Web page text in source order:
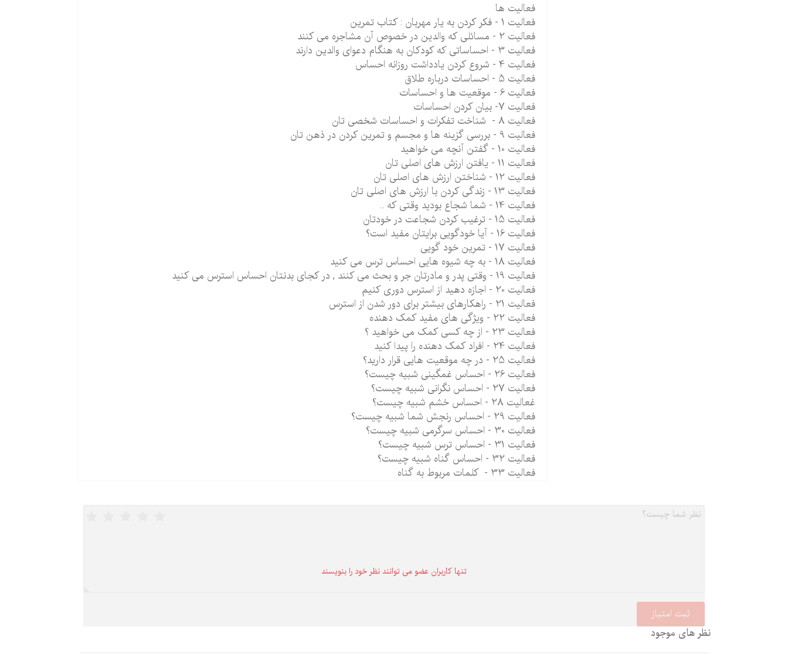
فعالیت ها
فعالیت 1 - فکر کردن به یار مهربان : کتاب تمرین
فعالیت 2 - مسائلی که والدین در خصوص آن مشاجره می کنند
فعالیت 3 - احساساتی که کودکان به هنگام دعوای والدین دارند
فعالیت 4 - شروع کردن یادداشت روزانه احساس
فعالیت 5 - احساسات درباره طلاق
فعالیت 6 - موقعیت ها و احساسات
فعالیت 7- بیان کردن احساسات
فعالیت 8 - شناخت تفکرات و احساسات شخصی تان
فعالیت 9 - بررسی گزینه ها و مجسم و تمرین کردن در ذهن تان
فعالیت 10 - گفتن آنچه می خواهید
فعالیت 11 - یافتن ارزش های اصلی تان
فعالیت 12 - شناختن ارزش های اصلی تان
فعالیت 13 - زندگی کردن با ارزش های اصلی تان
فعالیت 14 - شما شجاع بودید وقتی که ..
فعالیت 15 - ترغیب کردن شجاعت در خودتان
فعالیت 16 - آیا خودگویی برایتان مفید است؟
فعالیت 17 - تمرین خود گویی
فعالیت 18 - به چه شیوه هایی احساس ترس می کنید
فعالیت 19 - وقتی پدر و مادرتان جر و بحث می کنند , در کجای بدنتان احساس استرس می کنید
فعالیت 20 - اجازه دهید از استرس دوری کنیم
فعالیت 21 - راهکارهای بیشتر برای دور شدن از استرس
فعالیت 22 - ویژگی های مفید کمک دهنده
فعالیت 23 - از چه کسی کمک می خواهید ؟
فعالیت 24 - افراد کمک دهنده را پیدا کنید
فعالیت 25 - در چه موقعیت هایی قرار دارید؟
فعالیت 26 - احساس غمگینی شبیه چیست؟
فعالیت 27 - احساس نگرانی شبیه چیست؟
غعالیت 28 - احساس خشم شبیه چیست؟
فعالیت 29 - احساس رنجش شما شبیه چیست؟
فعالیت 30 - احساس سرگرمی شبیه چیست؟
فعالیت 31 - احساس ترس شبیه چیست؟
فعالیت 32 - احساس گناه شبیه چیست؟
فعالیت 33 - کلمات مربوط به گناه
تنها كاربران عضو می توانند نظر خود را بنویسند
نظر های موجود